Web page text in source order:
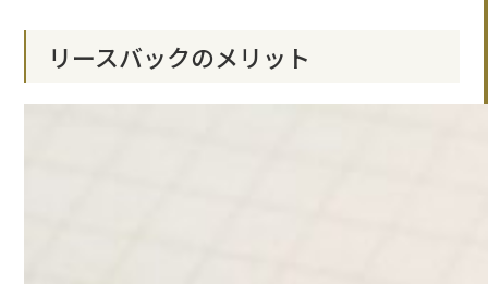
リースバックのメリット